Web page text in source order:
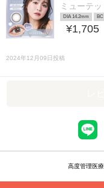
ミューテ
DIA 14.2mm
¥1,705
2024年12月09日投稿
高度管理医